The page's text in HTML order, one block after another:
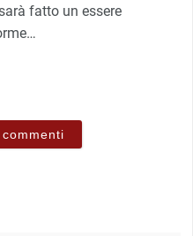
fatto un essere